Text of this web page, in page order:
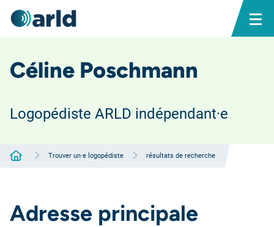
Céline Poschmann
Logopédiste ARLD indépendant·e
Accueil
Trouver un·e logopédiste résultats de recherche
Adresse principale